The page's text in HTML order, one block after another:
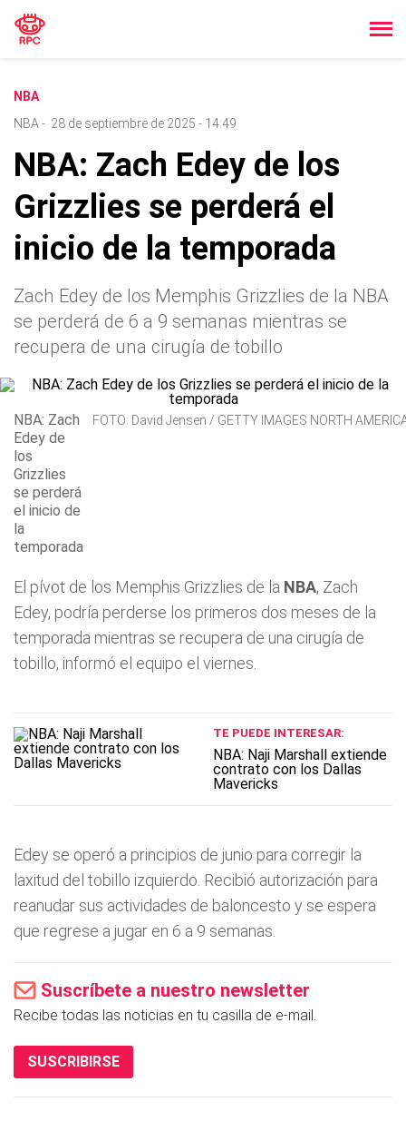
NBA
NBA - 28 de septiembre de 2025 - 14:49
NBA: Zach Edey de los
Grizzlies se perderá el
inicio de la temporada
Zach Edey de los Memphis Grizzlies de la NBA
se perderá de 6 a 9 semanas mientras se
recupera de una cirugía de tobillo
NBA: Zach
Edey de
los
Grizzlies
se perderá
el inicio de
la
temporada
FOTO: David Jensen / GETTY IMAGES NORTH
El pívot de los Memphis Grizzlies de la NBA, Zach
Edey, podría perderse los primeros dos meses de la
temporada mientras se recupera de una cirugía de
tobillo, informó el equipo el viernes.
TE PUEDE INTERESAR:
NBA: Naji Marshall extiende
contrato con los Dallas
Mavericks
Edey se operó a principios de junio para corregir la
laxitud del tobillo izquierdo. Recibió autorización para
reanudar sus actividades de baloncesto y se espera
que regrese a jugar en 6 a 9 semanas.
Suscríbete a nuestro newsletter
Recibe todas las noticias en tu casilla de e-mail.
SUSCRIBIRSE